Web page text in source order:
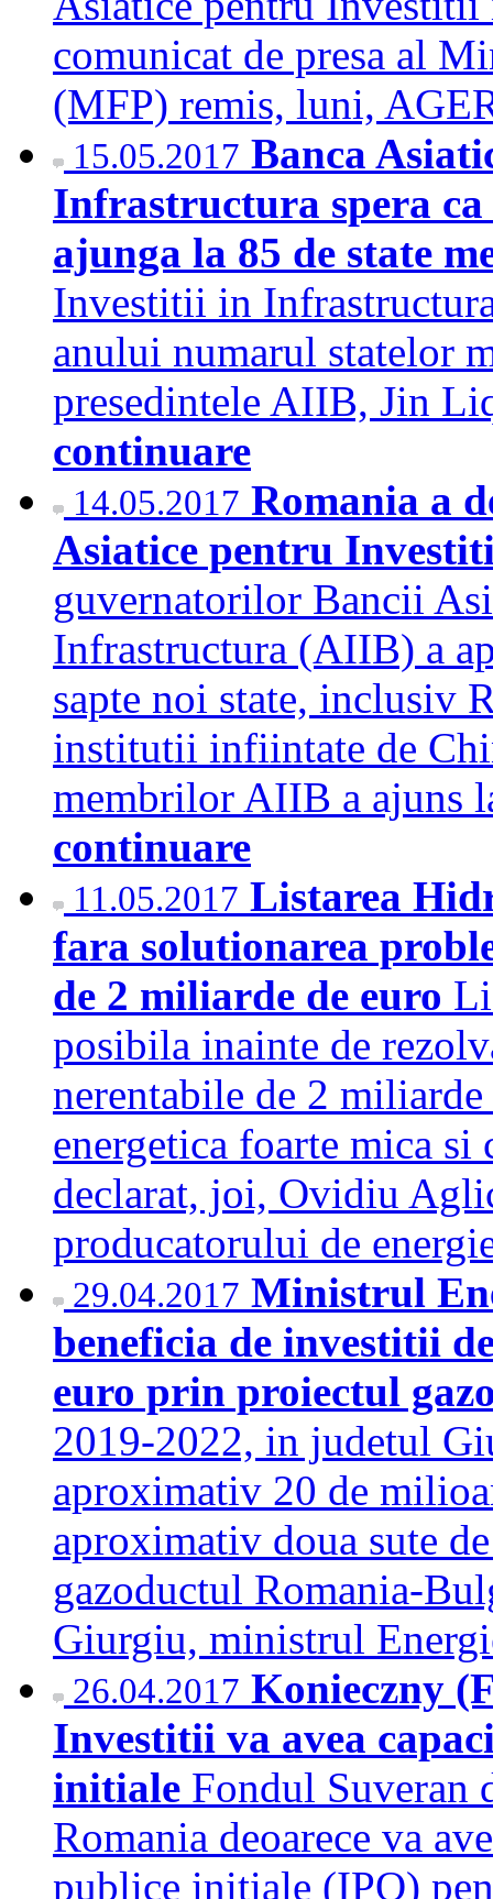
comunicat de presa al
(MFP) remis, luni,
15.05.2017 Banca
Infrastructura spera
ajunga la 85 de state
Investitii in
anului numarul statelor
presedintele AIIB, Jin
continuare
14.05.2017 Romania a
Asiatice pentru
guvernatorilor Bancii
Infrastructura (AIIB) a
sapte noi state, inclusiv
institutii infiintate de
membrilor AIIB a ajuns
continuare
11.05.2017 Listarea
fara solutionarea
de 2 miliarde de euro
posibila inainte de
nerentabile de 2
energetica foarte mica si
declarat, joi, Ovidiu
producatorului de
29.04.2017 Ministrul
beneficia de investitii
euro prin proiectul
2019-2022, in judetul
aproximativ 20 de
aproximativ doua sute
gazoductul Romania-
Giurgiu, ministrul
26.04.2017 Konieczny
Investitii va avea
initiale Fondul Suveran
Romania deoarece va
publice initiale (IPO)